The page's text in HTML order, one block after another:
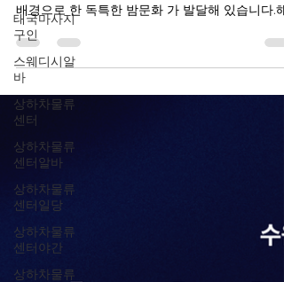
태국마사지
구인
스웨디시알
바
상하차물류
센터
상하차물류
센터알바
상하차물류
센터일당
상하차물류
센터야간
상하차물류
부산유흥알 바·밤문화 개요 알바보기📍 1. 부산 유
밤문화 개요 부산은 대한민국 제2도시이자 바다를
배경으로 한 독특한 밤문화 가 발달해 있습니다.해
운대, 서면, 광안리 등 여러 지역이 밤에도 활기차
부산 유흥알바 클럽·바·라운지·포차·라이브바 등이
서로 다른 분위기를 제공합니다. 부산유흥알바 구
구직사이트 부산의 밤문화는 크게 세 가지 축으로
분류됩니다: 바·펍·클럽 문화 : 음악·칵테일·댄스 중
해변가·루프탑 바 : 바다 전망과 함께하는 칵테일
는 밤 문화 ※ 이들은 대부분 합법적인 음식·음료
🔹 서면 (Seomyeon) – 부산의 대표 밤문화 중심지
설명 : 부산에서 가장 활기찬 밤문화 지역으로, 지
철역 주변 전체가 유흥 밀집 지역입니다. 특징 클럽